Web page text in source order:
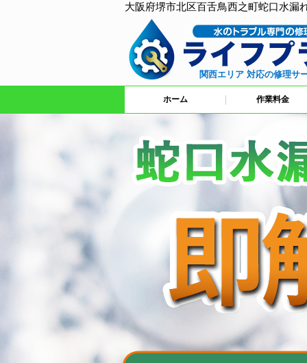
大阪府堺市北区百舌鳥西之町蛇口水漏
関西エリア 対応の修理サ
ホーム 作業料金